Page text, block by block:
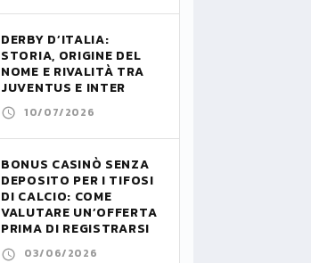
DERBY D’ITALIA:
STORIA, ORIGINE DEL
NOME E RIVALITÀ TRA
JUVENTUS E INTER
10/07/2026
BONUS CASINÒ SENZA
DEPOSITO PER I TIFOSI
DI CALCIO: COME
VALUTARE UN’OFFERTA
PRIMA DI REGISTRARSI
03/06/2026